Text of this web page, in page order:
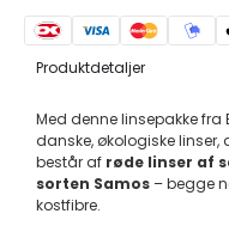
Produktdetaljer
Med denne linsepakke
danske, økologiske linser,
består af røde linser af
sorten Samos – begge
kostfibre.